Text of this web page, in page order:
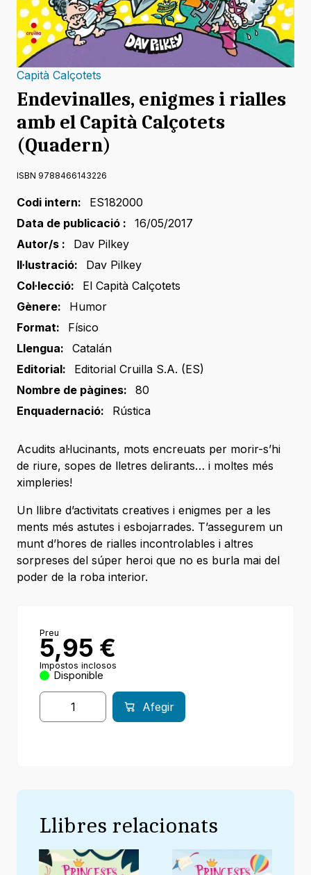
Capità Calçotets
Endevinalles, enigmes i rialles
amb el Capità Calçotets
(Quadern)
ISBN 9788466143226
Codi intern:
ES182000
Data de publicació :
16/05/2017
Autor/s :
Dav Pilkey
Il·lustració:
Dav Pilkey
Col·lecció:
El Capità Calçotets
Gènere:
Humor
Format:
Físico
Llengua:
Catalán
Editorial:
Editorial Cruilla S.A. (ES)
Nombre de pàgines:
80
Enquadernació:
Rústica
Acudits al·lucinants, mots encreuats per morir-s’hi
de riure, sopes de lletres delirants… i moltes més
ximpleries!
Un llibre d’activitats creatives i enigmes per a les
ments més astutes i esbojarrades. T’assegurem un
munt d’hores de rialles incontrolables i altres
sorpreses del súper heroi que no es burla mai del
poder de la roba interior.
Preu
5,95 €
Impostos inclosos
Disponible
Afegir
Llibres relacionats